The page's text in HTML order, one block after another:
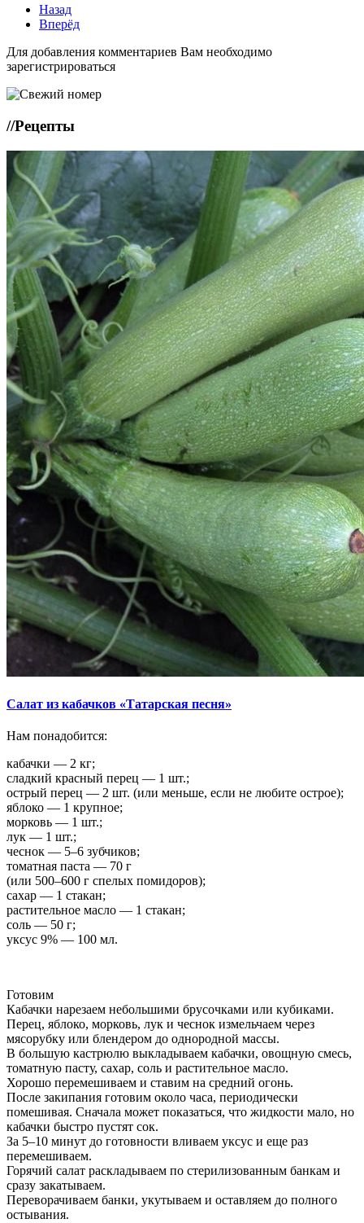
Назад
Вперёд
Для добавления комментариев Вам необходимо
зарегистрироваться
//Рецепты
Салат из кабачков «Татарская песня»
Нам понадобится:
кабачки — 2 кг;
сладкий красный перец — 1 шт.;
острый перец — 2 шт. (или меньше, если не любите острое);
яблоко — 1 крупное;
морковь — 1 шт.;
лук — 1 шт.;
чеснок — 5–6 зубчиков;
томатная паста — 70 г
(или 500–600 г спелых помидоров);
сахар — 1 стакан;
растительное масло — 1 стакан;
соль — 50 г;
уксус 9% — 100 мл.
Готовим
Кабачки нарезаем небольшими брусочками или кубиками.
Перец, яблоко, морковь, лук и чеснок измельчаем через
мясорубку или блендером до однородной массы.
В большую кастрюлю выкладываем кабачки, овощную смесь,
томатную пасту, сахар, соль и растительное масло.
Хорошо перемешиваем и ставим на средний огонь.
После закипания готовим около часа, периодически
помешивая. Сначала может показаться, что жидкости мало, но
кабачки быстро пустят сок.
За 5–10 минут до готовности вливаем уксус и еще раз
перемешиваем.
Горячий салат раскладываем по стерилизованным банкам и
сразу закатываем.
Переворачиваем банки, укутываем и оставляем до полного
остывания.